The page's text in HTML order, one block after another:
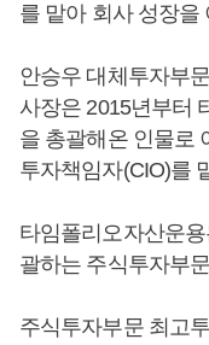
를 맡아 회사 성장을
안승우 대체투자부
사장은 2015년부터
을 총괄해온 인물로
투자책임자(CIO)를
타임폴리오자산운
괄하는 주식투자부
주식투자부문 최고